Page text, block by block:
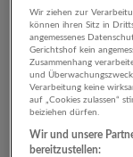
1
Wir ziehen zur
können ihren Sitz in
angemessenes
Gerichtshof kein
Zusammenhang
und
Verarbeitung keine
auf „Cookies zulassen“
beiziehen dürfen.
Wir und unsere
bereitzustellen: